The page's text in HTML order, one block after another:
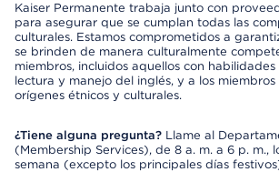
Kaiser Permanente trabaja junto con
para asegurar que se cumplan todas las
culturales. Estamos comprometidos a
se brinden de manera culturalmente
miembros, incluidos aquellos con
lectura y manejo del inglés, y a los
orígenes étnicos y culturales.
¿Tiene alguna pregunta? Llame al
(Membership Services), de 8 a. m. a 6 p. m.,
semana (excepto los principales días